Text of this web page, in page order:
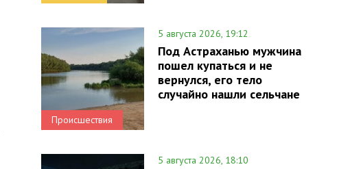
Происшествия
5 августа 2026, 19:12
Под Астраханью мужчина
пошел купаться и не
вернулся, его тело
случайно нашли сельчане
5 августа 2026, 18:10